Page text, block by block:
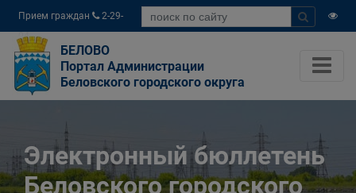
Прием граждан
2-29-
04
БЕЛОВО
Портал Администрации
Беловского городского округа
Электронный бюллетень
Беловского городского